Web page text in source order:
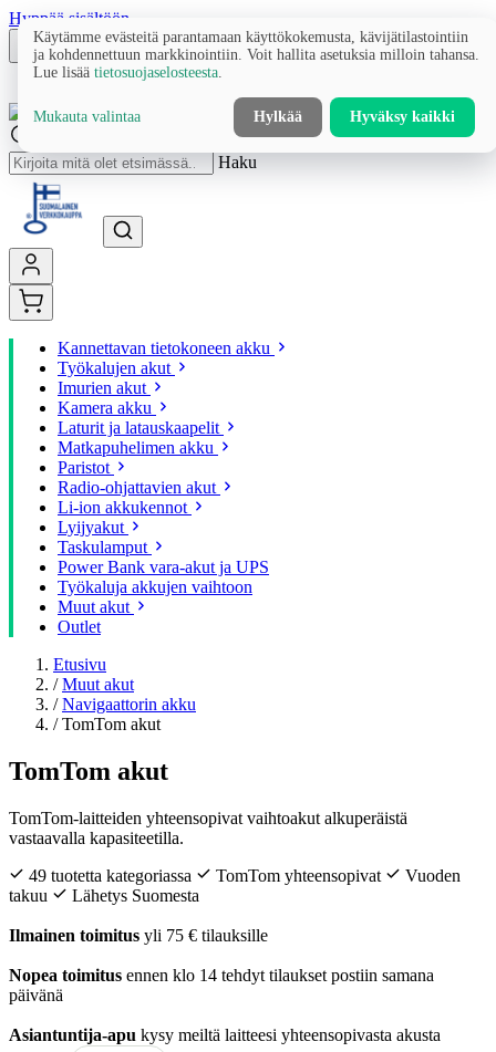
Hyppää sisältöön
Haku
Kannettavan tietokoneen akku
Työkalujen akut
Imurien akut
Kamera akku
Laturit ja latauskaapelit
Matkapuhelimen akku
Paristot
Radio-ohjattavien akut
Li-ion akkukennot
Lyijyakut
Taskulamput
Power Bank vara-akut ja UPS
Työkaluja akkujen vaihtoon
Muut akut
Outlet
Etusivu
/ Muut akut
/ Navigaattorin akku
/ TomTom akut
TomTom akut
TomTom-laitteiden yhteensopivat vaihtoakut alkuperäistä
vastaavalla kapasiteetilla.
49 tuotetta kategoriassa
TomTom yhteensopivat
Vuoden
takuu
Lähetys Suomesta
Ilmainen toimitus yli 75 € tilauksille
Nopea toimitus ennen klo 14 tehdyt tilaukset postiin samana
päivänä
Asiantuntija-apu kysy meiltä laitteesi yhteensopivasta akusta
Käytämme evästeitä parantamaan käyttökokemusta, kävijätilastointiin
ja kohdennettuun markkinointiin. Voit hallita asetuksia milloin tahansa.
Lue lisää tietosuojaselosteesta
Mukauta valintaa Hylkää Hyväksy kaikki